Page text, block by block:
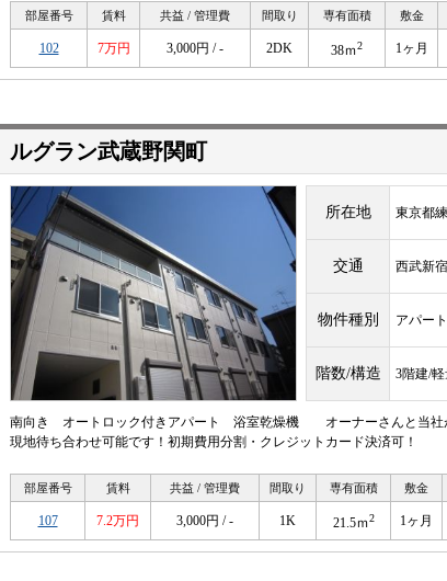
部屋番号 賃料 共益 / 管理費 間取り 専有面積 敷金
102 7万円 3,000円 / - 2DK 38ｍ2 1ヶ月
ルグラン武蔵野関町
所在地 東京都
交通 西武新
物件種別 アパート
階数/構造 3階建/
南向き オートロック付きアパート 浴室乾燥機 オーナーさんと当社
現地待ち合わせ可能です！初期費用分割・クレジットカード決済可！
部屋番号 賃料 共益 / 管理費 間取り 専有面積 敷金
107 7.2万円 3,000円 / - 1K 21.5ｍ2 1ヶ月